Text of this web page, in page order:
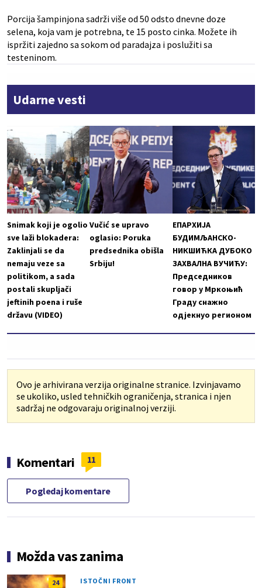
Porcija šampinjona sadrži više od 50 odsto dnevne doze
selena, koja vam je potrebna, te 15 posto cinka. Možete ih
ispržiti zajedno sa sokom od paradajza i poslužiti sa
testeninom.
Udarne vesti
Snimak koji je ogolio
sve laži blokadera:
Zaklinjali se da
nemaju veze sa
politikom, a sada
postali skupljači
jeftinih poena i ruše
državu (VIDEO)
Vučić se upravo
oglasio: Poruka
predsednika obišla
Srbiju!
ЕПАРХИЈА
БУДИМЉАНСКО-
НИКШИЋКА ДУБОКО
ЗАХВАЛНА ВУЧИЋУ:
Председников
говор у Мркоњић
Граду снажно
одјекнуо регионом
Ovo je arhivirana verzija originalne stranice. Izvinjavamo
se ukoliko, usled tehničkih ograničenja, stranica i njen
sadržaj ne odgovaraju originalnoj verziji.
Komentari 11
Pogledaj komentare
Možda vas zanima
24 ISTOČNI FRONT